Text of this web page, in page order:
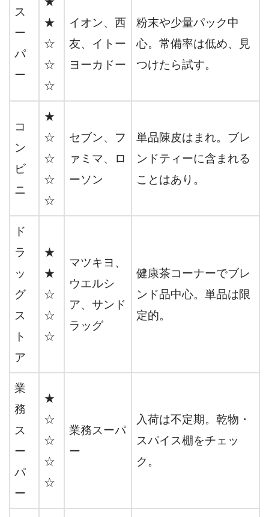
ス
ー
パ
ー
★
☆
☆
☆
イオン、西
友、イトー
ヨーカドー
粉末や少量パック中
心。常備率は低め、見
つけたら試す。
コ
ン
ビ
ニ
★
☆
☆
☆
☆
セブン、フ
ァミマ、ロ
ーソン
単品陳皮はまれ。ブレ
ンドティーに含まれる
ことはあり。
ド
ラ
ッ
グ
ス
ト
ア
★
★
☆
☆
☆
マツキヨ、
ウエルシ
ア、サンド
ラッグ
健康茶コーナーでブレ
ンド品中心。単品は限
定的。
業
務
ス
ー
パ
ー
★
☆
☆
☆
☆
業務スーパ
ー
入荷は不定期。乾物・
スパイス棚をチェッ
ク。